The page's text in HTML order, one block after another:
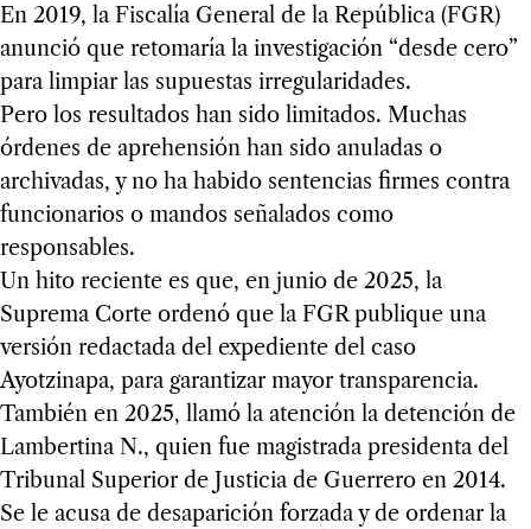
En 2019, la Fiscalía General de la República (FGR)
anunció que retomaría la investigación “desde cero”
para limpiar las supuestas irregularidades.
Pero los resultados han sido limitados. Muchas
órdenes de aprehensión han sido anuladas o
archivadas, y no ha habido sentencias firmes contra
funcionarios o mandos señalados como
responsables.
Un hito reciente es que, en junio de 2025, la
Suprema Corte ordenó que la FGR publique una
versión redactada del expediente del caso
Ayotzinapa, para garantizar mayor transparencia.
También en 2025, llamó la atención la detención de
Lambertina N., quien fue magistrada presidenta del
Tribunal Superior de Justicia de Guerrero en 2014.
Se le acusa de desaparición forzada y de ordenar la